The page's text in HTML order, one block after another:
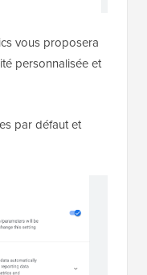
vous proposera
personnalisée et
par défaut et